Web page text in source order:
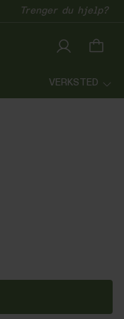
Trenger du hjelp?
VERKSTED